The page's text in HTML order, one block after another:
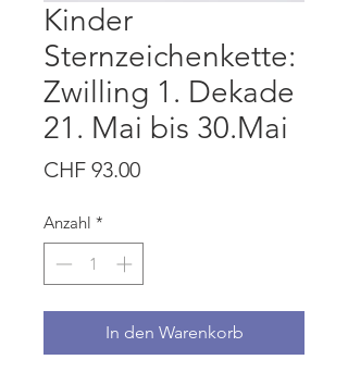
Kinder
Sternzeichenkette:
Zwilling 1. Dekade
21. Mai bis 30.Mai
CHF 93.00Preis
Anzahl *
In den Warenkorb